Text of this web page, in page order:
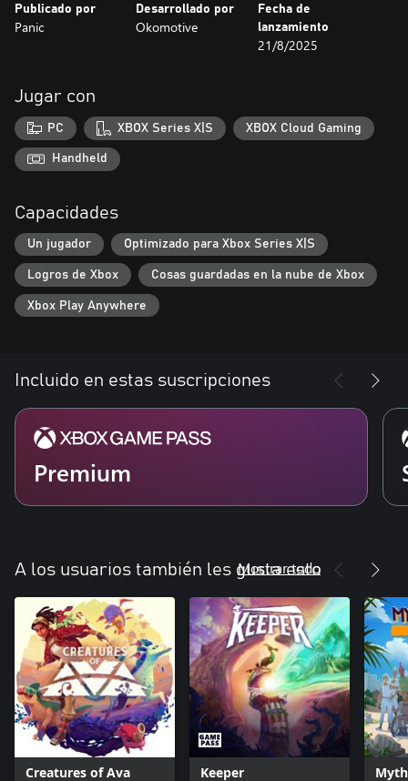
Publicado por
Panic
Desarrollado por
Okomotive
Fecha de
lanzamiento
21/8/2025
Jugar con
PC XBOX Series X|S XBOX Cloud Gaming
Handheld
Capacidades
Un jugador Optimizado para Xbox Series X|S
Logros de Xbox Cosas guardadas en la nube de Xbox
Xbox Play Anywhere
Incluido en estas suscripciones
Premium
A los usuarios también les gusta esto
Mostrar todo
Creatures of Ava Keeper